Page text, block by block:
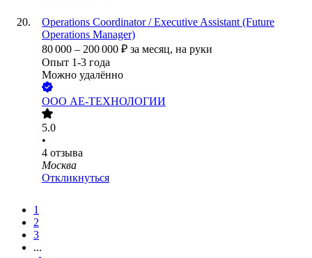
Operations Coordinator / Executive Assistant (Future
Operations Manager)
80 000 – 200 000 ₽ за месяц, на руки
Опыт 1-3 года
Можно удалённо
ООО АЕ-ТЕХНОЛОГИИ
5.0
•
4 отзыва
Москва
Откликнуться
1
2
3
...